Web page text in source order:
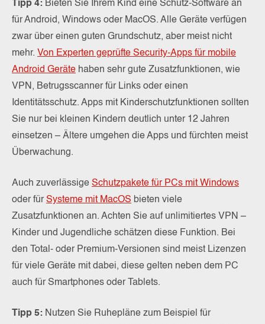
Tipp 4: Bieten Sie Ihrem Kind eine Schutz-Software an
für Android, Windows oder MacOS. Alle Geräte verfügen
zwar über einen guten Grundschutz, aber meist nicht
mehr. Von Experten geprüfte Security-Apps für mobile
Android Geräte haben sehr gute Zusatzfunktionen, wie
VPN, Betrugsscanner für Links oder einen
Identitätsschutz. Apps mit Kinderschutzfunktionen sollten
Sie nur bei kleinen Kindern deutlich unter 12 Jahren
einsetzen – Ältere umgehen die Apps und fürchten meist
Überwachung.
Auch zuverlässige Schutzpakete für PCs mit Windows
oder für Systeme mit MacOS bieten viele
Zusatzfunktionen an. Achten Sie auf unlimitiertes VPN –
Kinder und Jugendliche schätzen diese Funktion. Bei
den Total- oder Premium-Versionen sind meist Lizenzen
für viele Geräte mit dabei, diese gelten neben dem PC
auch für Smartphones oder Tablets.
Tipp 5: Nutzen Sie Ruhepläne zum Beispiel für